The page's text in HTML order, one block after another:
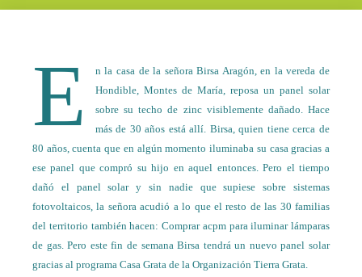
E
n la casa de la señora Birsa Aragón, en la vereda de
Hondible, Montes de María, reposa un panel solar
sobre su techo de zinc visiblemente dañado. Hace
más de 30 años está allí. Birsa, quien tiene cerca de
80 años, cuenta que en algún momento iluminaba su casa gracias a
ese panel que compró su hijo en aquel entonces. Pero el tiempo
dañó el panel solar y sin nadie que supiese sobre sistemas
fotovoltaicos, la señora acudió a lo que el resto de las 30 familias
del territorio también hacen: Comprar acpm para iluminar lámparas
de gas. Pero este fin de semana Birsa tendrá un nuevo panel solar
gracias al programa Casa Grata de la Organización Tierra Grata.